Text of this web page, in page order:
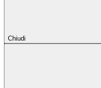
Chiudi